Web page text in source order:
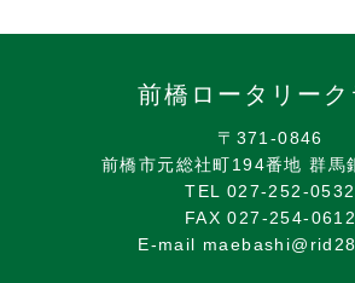
前橋ロータリーク
〒371-0846
前橋市元総社町194番地 群馬
TEL 027-252-0532
FAX 027-254-0612
E-mail